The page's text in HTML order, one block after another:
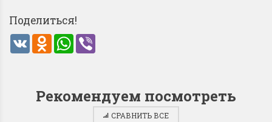
Анастасия Туманова
1 июня 2024 11:29
Поделиться!
VK Odnoklassniki
WhatsApp
Рекомендуем посмотреть
СРАВНИТЬ ВСЕ